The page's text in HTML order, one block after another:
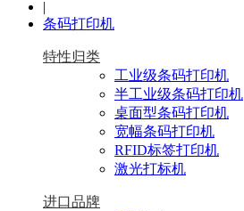
|
条码打印机
特性归类
工业级条码打印机
半工业级条码打印机
桌面型条码打印机
宽幅条码打印机
RFID标签打印机
激光打标机
进口品牌